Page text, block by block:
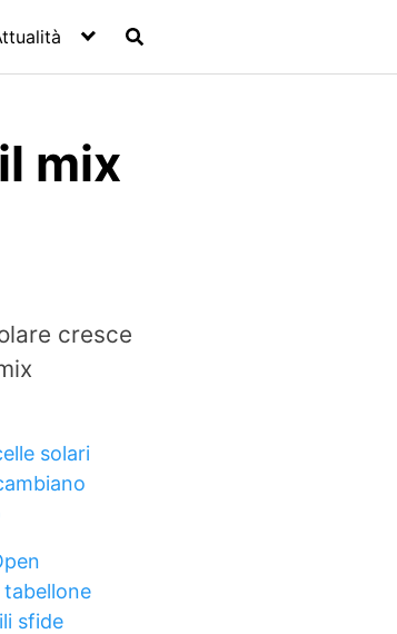
mix
cresce
solari
tabellone
sfide